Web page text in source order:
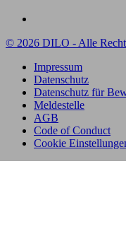
© 2026 DILO - Alle
Impressum
Datenschutz
Datenschutz für
Meldestelle
AGB
Code of Conduct
Cookie